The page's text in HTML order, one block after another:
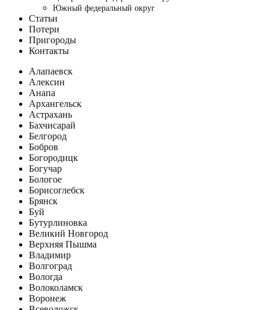
Южный федеральный округ
Статьи
Потери
Пригороды
Контакты
Алапаевск
Алексин
Анапа
Архангельск
Астрахань
Бахчисарай
Белгород
Бобров
Богородицк
Богучар
Бологое
Борисоглебск
Брянск
Буй
Бутурлиновка
Великий Новгород
Верхняя Пышма
Владимир
Волгоград
Вологда
Волоколамск
Воронеж